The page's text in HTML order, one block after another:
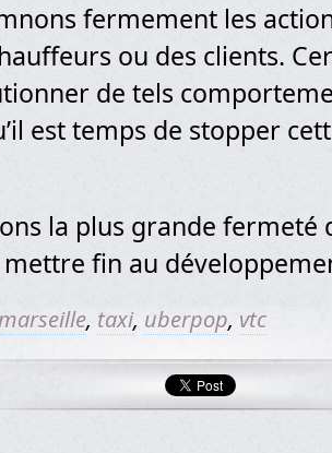
fermement les
ou des clients.
de tels
est temps de stopper
la plus grande fermeté
mettre fin au
, taxi, uberpop, vtc